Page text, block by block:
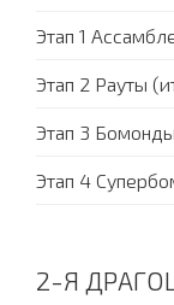
Этап 1
Этап 2 Рауты
Этап 3
Этап 4
2-Я